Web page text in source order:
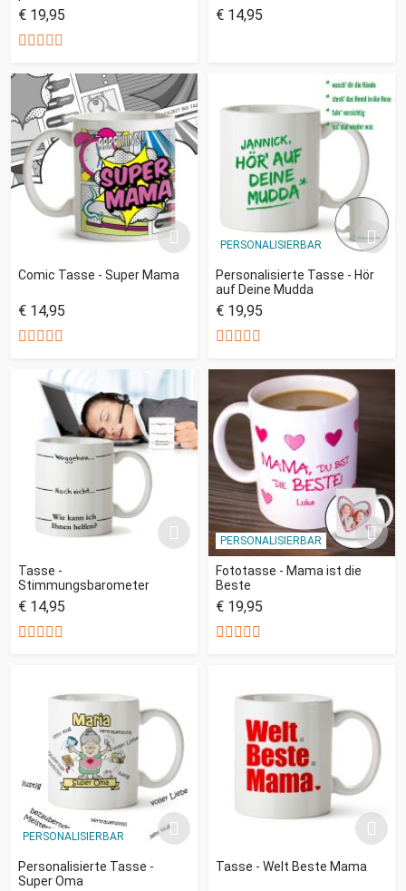
€ 19,95 € 14,95
Comic Tasse - Super Mama
€ 14,95
PERSONALISIERBAR
Personalisierte Tasse - Hör
auf Deine Mudda
€ 19,95
Tasse -
Stimmungsbarometer
€ 14,95
PERSONALISIERBAR
Fototasse - Mama ist die
Beste
€ 19,95
PERSONALISIERBAR
Personalisierte Tasse -
Super Oma
Tasse - Welt Beste Mama